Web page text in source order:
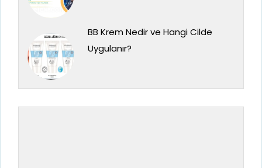
BB Krem Nedir ve Hangi Cilde
Uygulanır?